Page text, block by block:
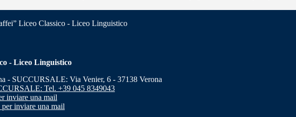
Liceo Classico - Liceo Linguistico
- Liceo Linguistico
- SUCCURSALE: Via Venier, 6 - 37138 Verona
Tel. +39 045 8349043
inviare una mail
inviare una mail